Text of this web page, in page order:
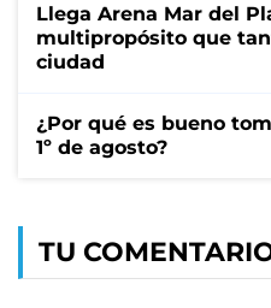
Llega Arena Mar del
multipropósito que
ciudad
¿Por qué es bueno
1º de agosto?
TU